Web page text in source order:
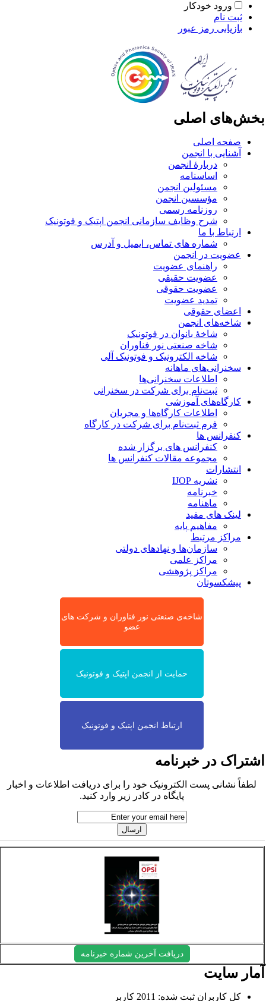
ورود خودکار
ثبت نام
بازیابی رمز عبور
اصلی
صفحه اصلی
آشنایی با انجمن
دربارۀ انجمن
اساسنامه
مسئولین انجمن
مؤسسین انجمن
روزنامه رسمی
شرح وظایف سازمانی انجمن اپتیک و فوتونیک
ارتباط با ما
شماره های تماس، ایمیل و آدرس
عضویت در انجمن
راهنمای عضویت
عضویت حقیقی
عضویت حقوقی
تمدید عضویت
اعضای حقوقی
شاخه‌های انجمن
شاخۀ بانوان در فوتونیک
شاخه صنعتی نور فناوران
شاخه‌ الکترونیک و فوتونیک آلی
سخنرانی‌های ماهانه
اطلاعات سخنرانی‌‌ها
ثبت‌نام برای شرکت در سخنرانی
کارگاه‌های آموزشی
اطلاعات کارگاه‌ها و مجریان
فرم ثبت‌نام برای شرکت در کارگاه
کنفرانس ها
کنفرانس های برگزار شده
مجموعه مقالات کنفرانس ها
انتشارات
نشریه IJOP
خبرنامه
ماهنامه
لینک های مفید
مفاهیم پایه
مراکز مرتبط
سازمان‌ها و نهادهای دولتی
مراکز علمی
مراکز پژوهشی
پیشکسوتان
شاخه‌ی صنعتی نور فناوران و شرکت های
عضو
حمایت از انجمن اپتیک و فوتونیک
ارتباط انجمن اپتیک و فوتونیک
در خبرنامه
لطفاً نشانی پست الکترونیک خود را برای دریافت اطلاعات و اخبار
پایگاه در کادر زیر وارد کنید.
دریافت آخرین شماره خبرنامه
سایت
کل کاربران ثبت شده: 2011 کاربر